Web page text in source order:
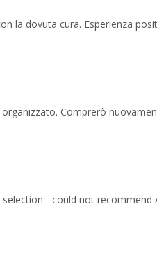
la dovuta cura. Esperienza
Comprerò
- could not recommend